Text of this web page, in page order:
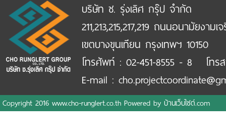
บริษัท ช. รุ่งเลิศ กรุ๊ป จำกัด
211,213,215,217,219 ถนนอนามัยงา
เขตบางขุนเทียน กรุงเทพฯ 10150
โทรศัพท์ : 02-451-8555 - 8 โทรส
E-mail :
Copyright 2016 www.cho-runglert.co.th Powered by บ้านเว็บไซต์.com